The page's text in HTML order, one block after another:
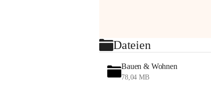
Dateien
Bauen & Wohnen
78,04 MB